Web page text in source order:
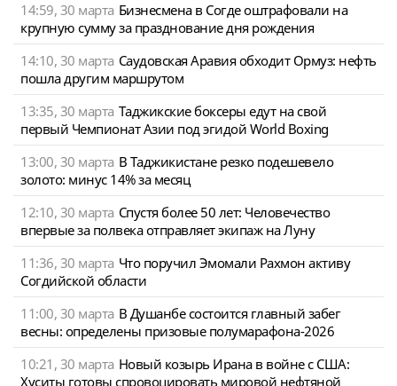
14:59, 30 марта Бизнесмена в Согде оштрафовали на
крупную сумму за празднование дня рождения
14:10, 30 марта Саудовская Аравия обходит Ормуз: нефть
пошла другим маршрутом
13:35, 30 марта Таджикские боксеры едут на свой
первый Чемпионат Азии под эгидой World Boxing
13:00, 30 марта В Таджикистане резко подешевело
золото: минус 14% за месяц
12:10, 30 марта Спустя более 50 лет: Человечество
впервые за полвека отправляет экипаж на Луну
11:36, 30 марта Что поручил Эмомали Рахмон активу
Согдийской области
11:00, 30 марта В Душанбе состоится главный забег
весны: определены призовые полумарафона-2026
10:21, 30 марта Новый козырь Ирана в войне с США:
Хуситы готовы спровоцировать мировой нефтяной